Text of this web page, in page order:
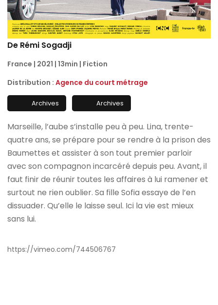
De Rémi Sogadji
France | 2021 | 13min | Fiction
Distribution : Agence du court métrage
Archives Archives
Marseille, l’aube s’installe peu à peu. Lina, trente-
quatre ans, se prépare pour se rendre à la prison des
Baumettes et assister à son tout premier parloir
avec son compagnon incarcéré depuis peu. Avant, il
faut finir de réunir toutes les affaires à lui ramener et
surtout ne rien oublier. Sa fille Sofia essaye de l’en
dissuader. Qu’elle le laisse seul. Ici la vie est mieux
sans lui.
https://vimeo.com/744506767